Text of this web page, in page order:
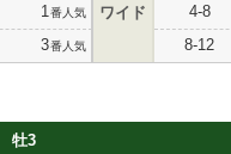
1 番人気
3番人気
ワイド 4-8
8-12
牡3